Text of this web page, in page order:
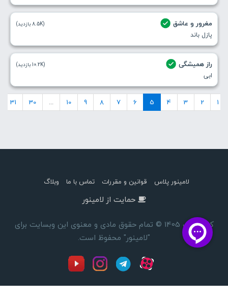
مغرور و عاشق
پازل باند
(8.5K بازدید)
راز همیشگی
ابی
(10.2K بازدید)
1
2
3
4
5
6
7
8
9
10
...
30
31
لامینور پلاس قوانین و مقررات تماس با ما وبلاگ
حمایت از لامینور
کپی رایت 1405 © تمام حقوق مادی و معنوی این وبسایت برای
"لامینور" محفوظ است.